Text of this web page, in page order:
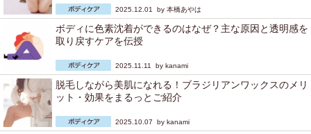
2025.12.01 by 本橋あやは
ボディに色素沈着ができるのはなぜ？主な原因と透明感を
取り戻すケアを伝授
2025.11.11 by kanami
脱毛しながら美肌になれる！ブラジリアンワックスのメリ
ット・効果をまるっとご紹介
2025.10.07 by kanami